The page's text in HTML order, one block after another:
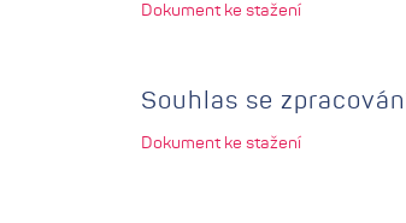
Dokument ke stažení
Souhlas se
Dokument ke stažení